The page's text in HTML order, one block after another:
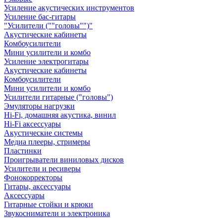
Усиление акустических инструментов
Усиление бас-гитары
"Усилители (""головы"")"
Акустические кабинеты
Комбоусилители
Мини усилители и комбо
Усиление электрогитары
Акустические кабинеты
Комбоусилители
Мини усилители и комбо
Усилители гитарные ("головы")
Эмуляторы нагрузки
Hi-Fi, домашняя акустика, винил
Hi-Fi аксессуары
Акустические системы
Медиа плееры, стримеры
Пластинки
Проигрыватели виниловых дисков
Усилители и ресиверы
Фонокорректоры
Гитары, аксессуары
Аксессуары
Гитарные стойки и крюки
Звукосниматели и электроника